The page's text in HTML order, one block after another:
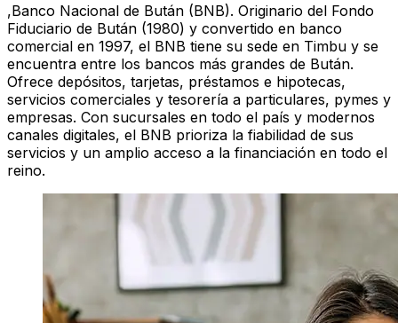
,Banco Nacional de Bután (BNB). Originario del Fondo
Fiduciario de Bután (1980) y convertido en banco
comercial en 1997, el BNB tiene su sede en Timbu y se
encuentra entre los bancos más grandes de Bután.
Ofrece depósitos, tarjetas, préstamos e hipotecas,
servicios comerciales y tesorería a particulares, pymes y
empresas. Con sucursales en todo el país y modernos
canales digitales, el BNB prioriza la fiabilidad de sus
servicios y un amplio acceso a la financiación en todo el
reino.